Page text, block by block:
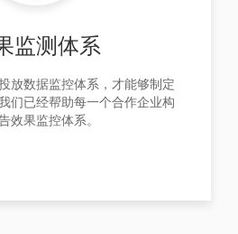
监测体系
放数据监控体系，才能够制定
们已经帮助每一个合作企业构
效果监控体系。